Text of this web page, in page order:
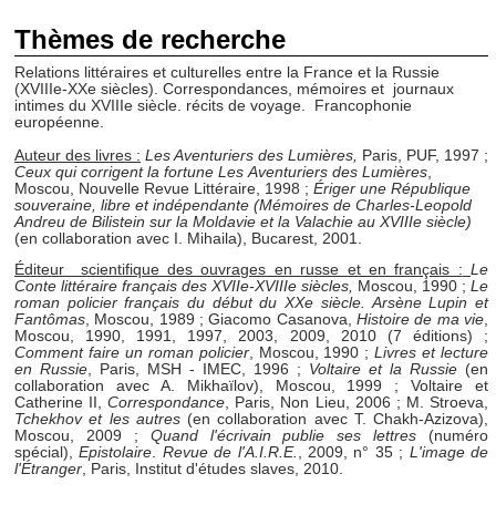
Thèmes de recherche
Relations littéraires et culturelles entre la France et la Russie
(XVIIIe-XXe siècles). Correspondances, mémoires et journaux
intimes du XVIIIe siècle. récits de voyage. Francophonie
européenne.
Auteur des livres : Les Aventuriers des Lumières, Paris, PUF, 1997 ;
Ceux qui corrigent la fortune Les Aventuriers des Lumières
Moscou, Nouvelle Revue Littéraire, 1998 ; Ériger une République
souveraine, libre et indépendante (Mémoires de Charles-Leopold
Andreu de Bilistein sur la Moldavie et la Valachie au XVIIIe siècle)
(en collaboration avec I. Mihaila), Bucarest, 2001.
Éditeur scientifique des ouvrages en russe et en français : Le
Conte littéraire français des XVIIe-XVIIIe siècles, Moscou, 1990 ; Le
roman policier français du début du XXe siècle. Arsène Lupin et
Fantômas, Moscou, 1989 ; Giacomo Casanova, Histoire de ma vie,
Moscou, 1990, 1991, 1997, 2003, 2009, 2010 (7 éditions) ;
Comment faire un roman policier, Moscou, 1990 ;Livres et lecture
en Russie, Paris, MSH - IMEC, 1996 ; Voltaire et la Russie (en
collaboration avec A. Mikhaïlov), Moscou, 1999 ; Voltaire et
Catherine II,Correspondance, Paris, Non Lieu, 2006 ; M. Stroeva,
Tchekhov et les autres(en collaboration avec T. Chakh-Azizova),
Moscou, 2009 ; Quand l'écrivain publie ses lettres (numéro
spécial),Epistolaire. Revue de l'A.I.R.E. , 2009, n° 35 ; L'image de
l'Étranger, Paris, Institut d'études slaves, 2010.